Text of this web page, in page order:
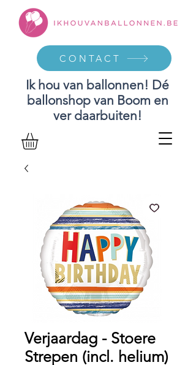
Ik hou van ballonnen! Dé
ballonshop van Boom en
ver daarbuiten!
CONTACT
Verjaardag - Stoere
Strepen (incl. helium)